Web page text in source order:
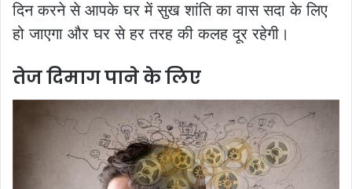
दिन करने से आपके घर में सुख शांति का वास सदा के लिए
हो जाएगा और घर से हर तरह की कलह दूर रहेगी।
तेज दिमाग पाने के लिए